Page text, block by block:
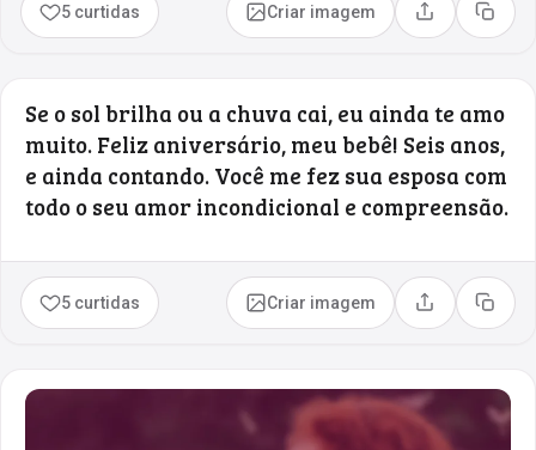
5 curtidas Criar imagem Compartilhar
Copiar
Se o sol brilha ou a chuva cai, eu ainda te amo
muito. Feliz aniversário, meu bebê! Seis anos,
e ainda contando. Você me fez sua esposa com
todo o seu amor incondicional e compreensão.
5 curtidas Criar imagem Compartilhar
Copiar